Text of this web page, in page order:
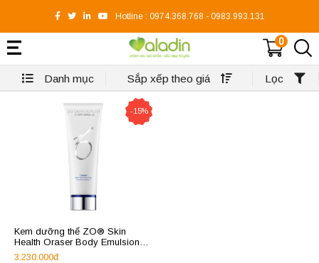
Hotline : 0974.368.768 - 0983.993.131
0
Danh mục Sắp xếp theo giá Lọc
-15%
Kem dưỡng thể ZO® Skin
Health Oraser Body Emulsion
Plus
3.230.000đ